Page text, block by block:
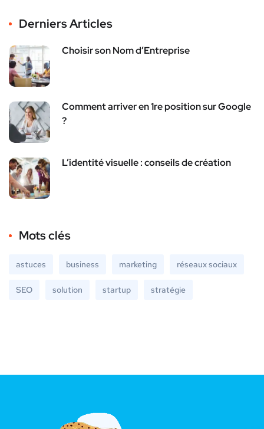
Derniers Articles
Choisir son Nom d’Entreprise
Comment arriver en 1re position sur Google
?
L’identité visuelle : conseils de création
Mots clés
astuces business marketing réseaux sociaux
SEO solution startup stratégie